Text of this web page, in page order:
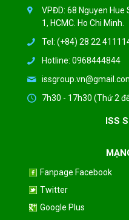
VPĐD: 68 Nguyen
1, HCMC. Ho Chi Minh.
Tel: (+84) 28 22 411114
Hotline: 0968444844
7h30 - 17h30 (Thứ 2
ISS
Fanpage Facebook
Twitter
Google Plus